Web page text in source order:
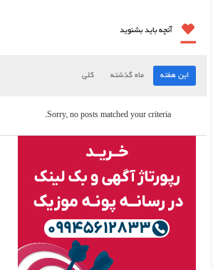
آنچه باید بشنوید
این هفته ماه گذشته کلی
Sorry, no posts matched your criteria.